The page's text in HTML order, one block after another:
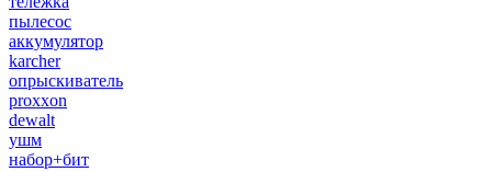
пылесос
аккумулятор
karcher
опрыскиватель
proxxon
dewalt
ушм
набор+бит